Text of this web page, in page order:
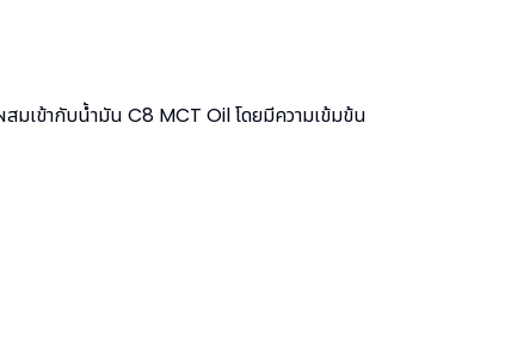
เข้ากับน้ำมัน C8 MCT Oil โดยมีความเข้มข้น